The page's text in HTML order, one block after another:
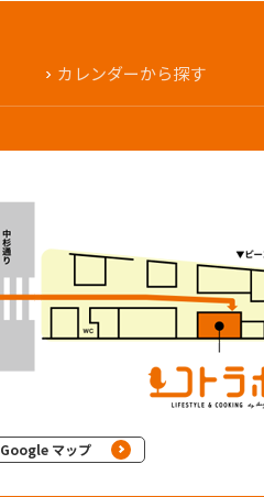
カレンダーから探す
Google マップ